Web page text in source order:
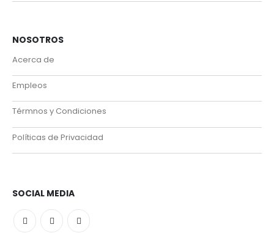
NOSOTROS
Acerca de
Empleos
Térmnos y Condiciones
Políticas de Privacidad
SOCIAL MEDIA